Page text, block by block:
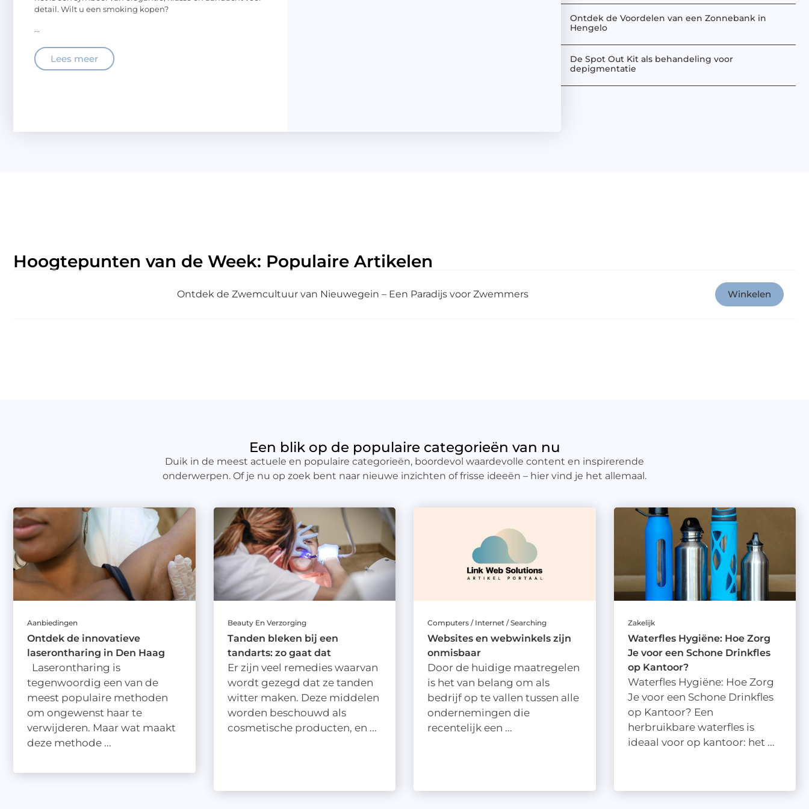
detail. Wilt u een smoking kopen?
...
Lees meer
Ontdek de Voordelen van een Zonnebank in
Hengelo
De Spot Out Kit als behandeling voor
depigmentatie
Hoogtepunten van de Week: Populaire Artikelen
Ontdek de Zwemcultuur van Nieuwegein – Een Paradijs voor Zwemmers Winkelen
Een blik op de populaire categorieën van nu
Duik in de meest actuele en populaire categorieën, boordevol waardevolle content en inspirerende
onderwerpen. Of je nu op zoek bent naar nieuwe inzichten of frisse ideeën – hier vind je het allemaal.
Aanbiedingen
Ontdek de innovatieve
laserontharing in Den Haag
Laserontharing is
tegenwoordig een van de
meest populaire methoden
om ongewenst haar te
verwijderen. Maar wat maakt
deze methode ...
Beauty En Verzorging
Tanden bleken bij een
tandarts: zo gaat dat
Er zijn veel remedies waarvan
wordt gezegd dat ze tanden
witter maken. Deze middelen
worden beschouwd als
cosmetische producten, en ...
Computers / Internet / Searching
Websites en webwinkels zijn
onmisbaar
Door de huidige maatregelen
is het van belang om als
bedrijf op te vallen tussen alle
ondernemingen die
recentelijk een ...
Zakelijk
Waterfles Hygiëne: Hoe Zorg
Je voor een Schone Drinkfles
op Kantoor?
Waterfles Hygiëne: Hoe Zorg
Je voor een Schone Drinkfles
op Kantoor? Een
herbruikbare waterfles is
ideaal voor op kantoor: het ...